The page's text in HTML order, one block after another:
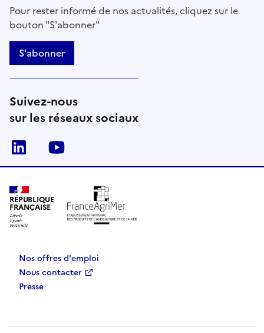
Pour rester informé de nos actualités, cliquez sur le
bouton "S'abonner"
S'abonner
Suivez-nous
sur les réseaux sociaux
Linkedin
RÉPUBLIQUE
FRANÇAISE
Nos offres d'emploi
Nous contacter
Presse